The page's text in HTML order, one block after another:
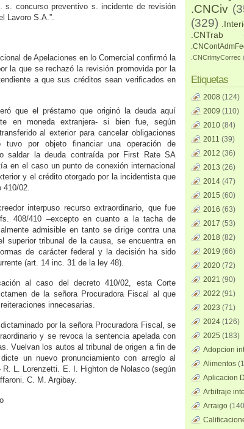
s. concurso preventivo s. incidente de revisión
Lavoro S.A.”.
de Apelaciones en lo Comercial confirmó la
la que se rechazó la revisión promovida por la
a que sus créditos sean verificados en
que el préstamo que originó la deuda aquí
en moneda extranjera- si bien fue, según
al exterior para cancelar obligaciones
tuvo por objeto financiar una operación de
saldar la deuda contraída por First Rate SA
en el caso un punto de conexión internacional
y el crédito otorgado por la incidentista que
410/02.
interpuso recurso extraordinario, que fue
408/410 –excepto en cuanto a la tacha de
admisible en tanto se dirige contra una
superior tribunal de la causa, se encuentra en
de carácter federal y la decisión ha sido
(art. 14 inc. 31 de la ley 48).
al caso del decreto 410/02, esta Corte
de la señora Procuradora Fiscal al que
innecesarias.
por la señora Procuradora Fiscal, se
y se revoca la sentencia apelada con
Vuelvan los autos al tribunal de origen a fin de
un nuevo pronunciamiento con arreglo al
L. Lorenzetti. E. I. Highton de Nolasco (según
C. M. Argibay.
.CNCiv
(329)
.CNTrab
.CNCrimyCorrec
Etiquetas
2008 (124)
2009 (110)
2010 (84)
2011 (39)
2012 (36)
2013 (26)
2014 (47)
2015 (60)
2016 (63)
2017 (53)
2018 (82)
2019 (66)
2020 (72)
2021 (90)
2022 (91)
2023 (71)
2024 (126)
2025 (183)
Adopcion
Alimentos
Aplicacion
Arbitraje
Arraigo